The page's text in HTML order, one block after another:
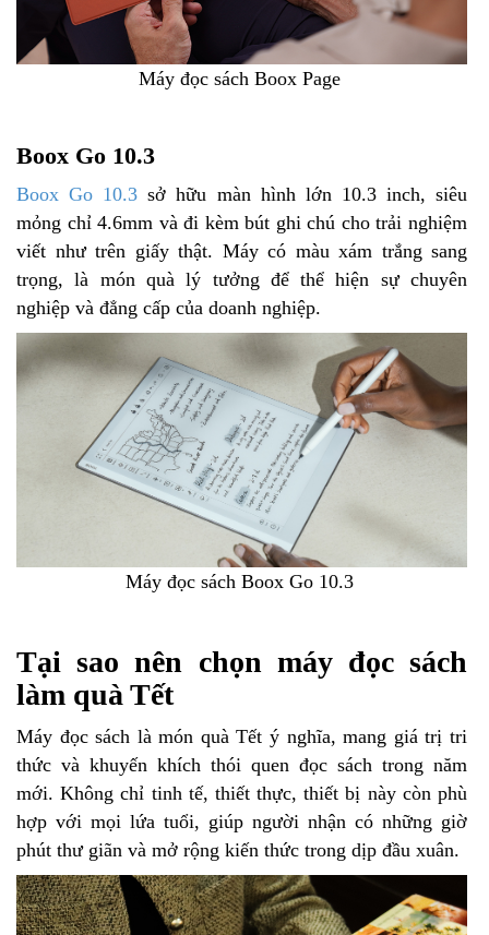
Máy đọc sách Boox Page
Boox Go 10.3
Boox Go 10.3 sở hữu màn hình lớn 10.3 inch, siêu
mỏng chỉ 4.6mm và đi kèm bút ghi chú cho trải nghiệm
viết như trên giấy thật. Máy có màu xám trắng sang
trọng, là món quà lý tưởng để thể hiện sự chuyên
nghiệp và đẳng cấp của doanh nghiệp.
Máy đọc sách Boox Go 10.3
Tại sao nên chọn máy đọc sách
làm quà Tết
Máy đọc sách là món quà Tết ý nghĩa, mang giá trị tri
thức và khuyến khích thói quen đọc sách trong năm
mới. Không chỉ tinh tế, thiết thực, thiết bị này còn phù
hợp với mọi lứa tuổi, giúp người nhận có những giờ
phút thư giãn và mở rộng kiến thức trong dịp đầu xuân.